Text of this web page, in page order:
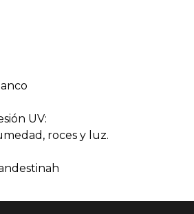
UV:
roces y luz.